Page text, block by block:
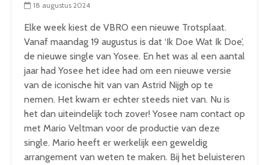
18 augustus 2024
Elke week kiest de VBRO een nieuwe Trotsplaat.
Vanaf maandag 19 augustus is dat ‘Ik Doe Wat Ik Doe’,
de nieuwe single van Yosee. En het was al een aantal
jaar had Yosee het idee had om een nieuwe versie
van de iconische hit van van Astrid Nijgh op te
nemen. Het kwam er echter steeds niet van. Nu is
het dan uiteindelijk toch zover! Yosee nam contact op
met Mario Veltman voor de productie van deze
single. Mario heeft er werkelijk een geweldig
arrangement van weten te maken. Bij het beluisteren